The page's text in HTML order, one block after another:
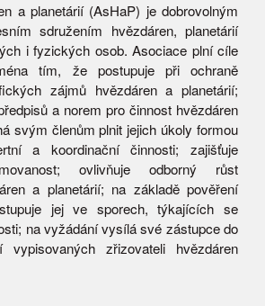
a planetárií (AsHaP) je dobrovolným
sdružením hvězdáren, planetárií
i fyzických osob. Asociace plní cíle
tím, že postupuje při ochraně
zájmů hvězdáren a planetárií;
a norem pro činnost hvězdáren
svým členům plnit jejich úkoly formou
a koordinační činnosti; zajišťuje
ovlivňuje odborný růst
a planetárií; na základě pověření
jej ve sporech, týkajících se
na vyžádání vysílá své zástupce do
vypisovaných zřizovateli hvězdáren